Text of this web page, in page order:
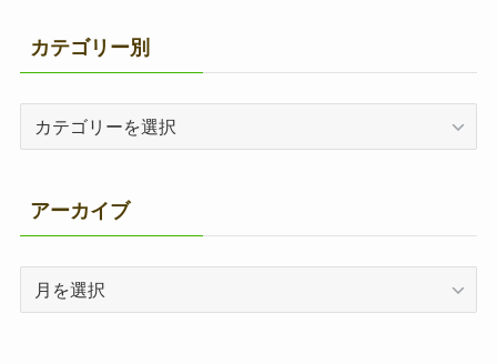
カテゴリー別
リ
ー
アーカイブ